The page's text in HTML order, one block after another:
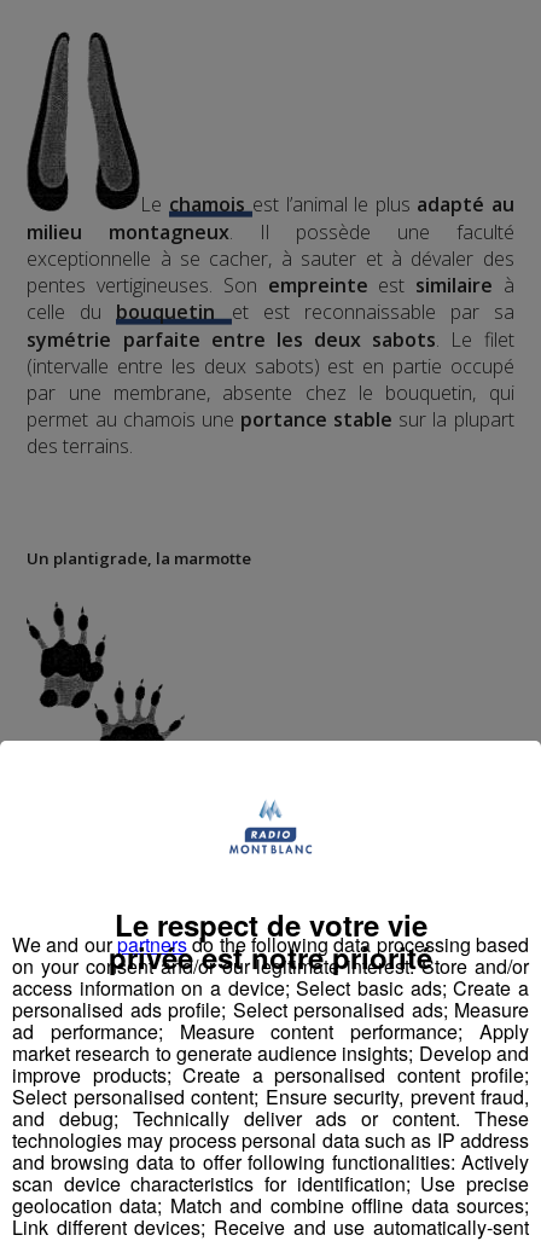
Le chamois est l’animal le plus adapté au
milieu montagneux. Il possède une faculté
exceptionnelle à se cacher, à sauter et à dévaler des
pentes vertigineuses. Son empreinte est similaire à
celle dubouquetin et est reconnaissable par sa
symétrie parfaite entre les deux sabots. Le filet
(intervalle entre les deux sabots) est en partie occupé
par une membrane, absente chez le bouquetin, qui
permet au chamois une portance stable sur la plupart
des terrains.
Un plantigrade, la marmotte
rapprochent de celles des lapins et des écureuils ;
déplacement par bonds caractéristiques, les pattes
aux pattesarrière .L’autre moyen de deviner la
présence d’une marmotte est lesifflement perçant
que cet animal, très vigilant, pousse à la vue d’un être
humain ou de tout autre danger autour de son terrier.
Le retour du loup dans les Alpes
Dans les années 1990, leloupa fait saréapparition
dans les Alpes de Sud pour s’étendre à la totalité de l’Arc
Alpin. A ce jour, le territoire Français compte environ 160
We and ourpartnersdo the following data processing based
on your consent and/or our legitimate interest: Store and/or
access information on a device; Select basic ads; Create a
personalised ads profile; Select personalised ads; Measure
ad performance; Measure content performance; Apply
market research to generate audience insights; Develop and
improve products; Create a personalised content profile;
Select personalised content; Ensure security, prevent fraud,
and debug; Technically deliver ads or content. These
technologies may process personal data such as IP address
and browsing data to offer following functionalities: Actively
scan device characteristics for identification; Use precise
geolocation data; Match and combine offline data sources;
Link different devices; Receive and use automatically-sent
Le respect de votre vie
privée est notre priorité